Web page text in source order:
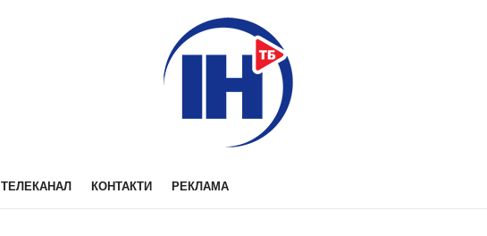
ТЕЛЕКАНАЛ КОНТАКТИ РЕКЛАМА